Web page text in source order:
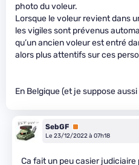
photo du voleur.
Lorsque le voleur revient dans
les vigiles sont prévenus
qu’un ancien voleur est entré
alors plus attentifs sur ces
En Belgique (et je suppose
SebGF Premium
Le 23/12/2022 à 07h18
Ca fait un peu casier judiciaire